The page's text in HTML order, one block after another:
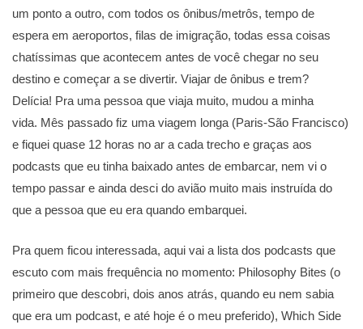
um ponto a outro, com todos os ônibus/metrôs, tempo de
espera em aeroportos, filas de imigração, todas essa coisas
chatíssimas que acontecem antes de você chegar no seu
destino e começar a se divertir. Viajar de ônibus e trem?
Delícia! Pra uma pessoa que viaja muito, mudou a minha
vida. Mês passado fiz uma viagem longa (Paris-São Francisco)
e fiquei quase 12 horas no ar a cada trecho e graças aos
podcasts que eu tinha baixado antes de embarcar, nem vi o
tempo passar e ainda desci do avião muito mais instruída do
que a pessoa que eu era quando embarquei.
Pra quem ficou interessada, aqui vai a lista dos podcasts que
escuto com mais frequência no momento: Philosophy Bites (o
primeiro que descobri, dois anos atrás, quando eu nem sabia
que era um podcast, e até hoje é o meu preferido), Which Side